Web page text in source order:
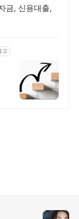
금, 신용대출,
고